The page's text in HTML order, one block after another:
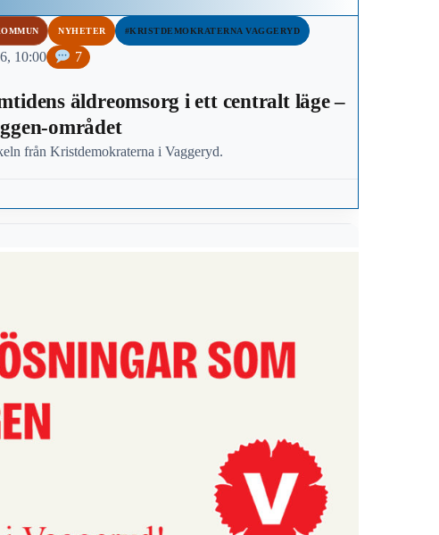
NYHETER #KRISTDEMOKRATERNA VAGGERYD
10:00 7
äldreomsorg i ett centralt läge –
området
från Kristdemokraterna i Vaggeryd.